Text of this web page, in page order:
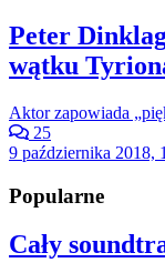
Peter
wątku
Aktor zapowiada
25
9 października 2018,
Popularne
Cały